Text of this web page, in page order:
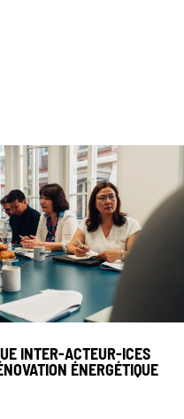
INTER-ACTEUR-ICES
ÉNERGÉTIQUE